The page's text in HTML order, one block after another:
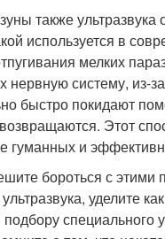
также
используется в
мелких
нервную систему, из-
быстро покидают
Этот
гуманных и
бороться с этими
уделите
специального